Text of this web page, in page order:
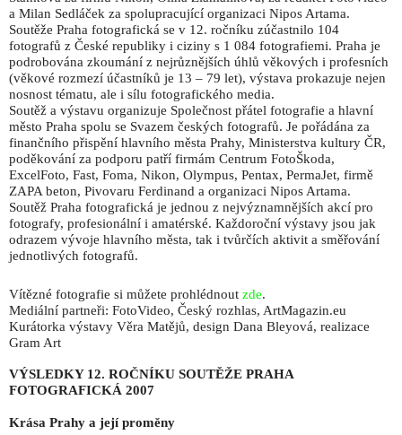
a Milan Sedláček za spolupracující organizaci Nipos Artama.
Soutěže Praha fotografická se v 12. ročníku zúčastnilo 104
fotografů z České republiky i ciziny s 1 084 fotografiemi. Praha je
podrobována zkoumání z nejrůznějších úhlů věkových i profesních
(věkové rozmezí účastníků je 13 – 79 let), výstava prokazuje nejen
nosnost tématu, ale i sílu fotografického media.
Soutěž a výstavu organizuje Společnost přátel fotografie a hlavní
město Praha spolu se Svazem českých fotografů. Je pořádána za
finančního přispění hlavního města Prahy, Ministerstva kultury ČR,
poděkování za podporu patří firmám Centrum FotoŠkoda,
ExcelFoto, Fast, Foma, Nikon, Olympus, Pentax, PermaJet, firmě
ZAPA beton, Pivovaru Ferdinand a organizaci Nipos Artama.
Soutěž Praha fotografická je jednou z nejvýznamnějších akcí pro
fotografy, profesionální i amatérské. Každoroční výstavy jsou jak
odrazem vývoje hlavního města, tak i tvůrčích aktivit a směřování
jednotlivých fotografů.
Vítězné fotografie si můžete prohlédnout zde.
Mediální partneři: FotoVideo, Český rozhlas, ArtMagazin.eu
Kurátorka výstavy Věra Matějů, design Dana Bleyová, realizace
Gram Art
VÝSLEDKY 12. ROČNÍKU SOUTĚŽE PRAHA
FOTOGRAFICKÁ 2007
Krása Prahy a její proměny